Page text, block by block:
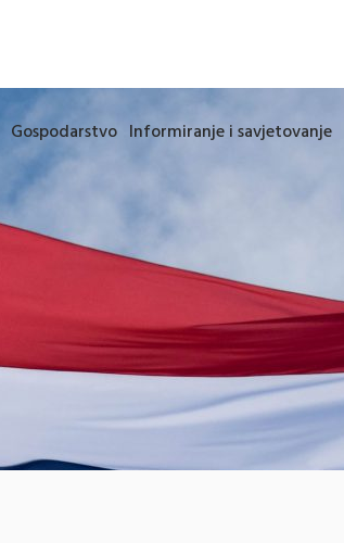
Gospodarstvo Informiranje i savjetovanje